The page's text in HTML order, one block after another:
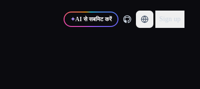
✦AI से सबमिट करें Sign up